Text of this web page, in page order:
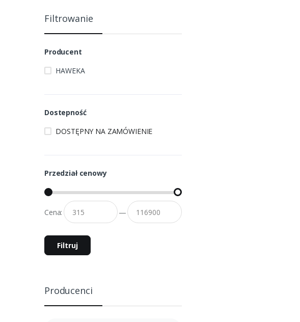
Filtrowanie
Producent
HAWEKA
Dostepność
DOSTĘPNY NA ZAMÓWIENIE
Przedział cenowy
Cena: —
Filtruj
Producenci